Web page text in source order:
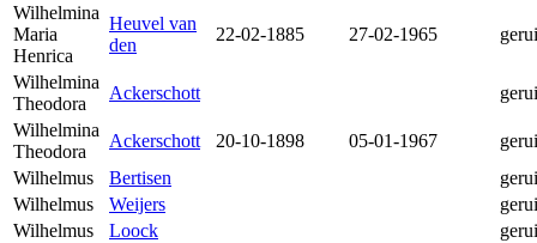
Wilhelmina
Maria
Henrica
Heuvel van
den
22-02-1885 27-02-1965
Wilhelmina
Theodora
Ackerschott
Wilhelmina
Theodora
Ackerschott 20-10-1898 05-01-1967
Wilhelmus
Bertisen
Wilhelmus
Weijers
Wilhelmus
Loock